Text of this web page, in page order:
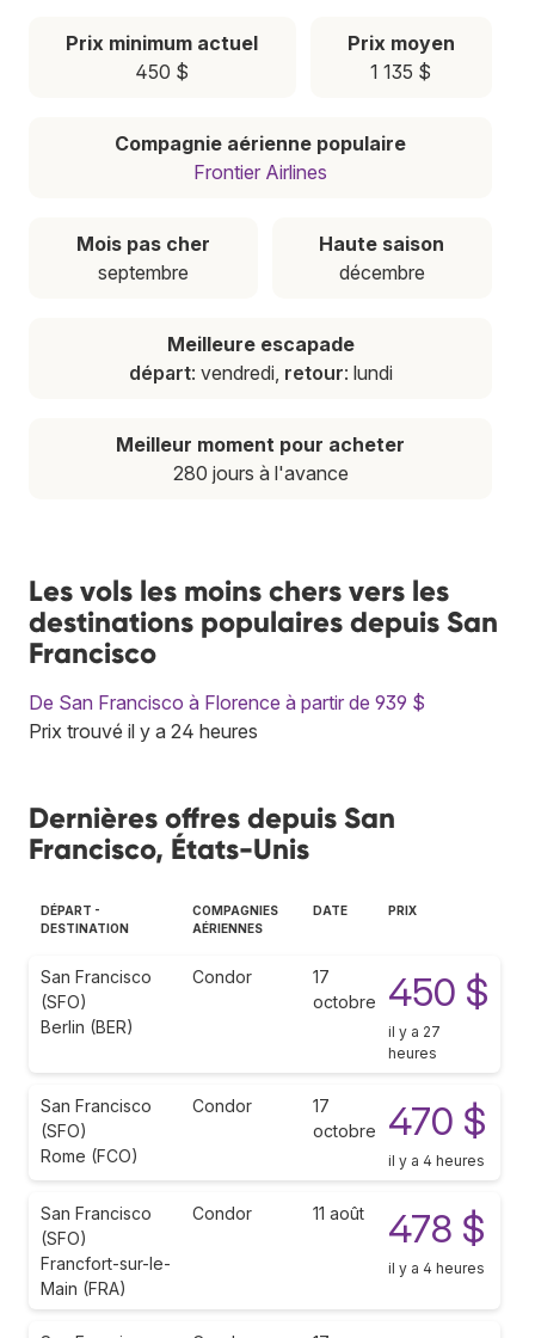
Prix minimum actuel
450 $
Prix moyen
1 135 $
Compagnie aérienne populaire
Frontier Airlines
Mois pas cher
septembre
Haute saison
décembre
Meilleure escapade
départ: vendredi, retour: lundi
Meilleur moment pour acheter
280 jours à l'avance
Les vols les moins chers vers les
destinations populaires depuis San
Francisco
De San Francisco à Florence à partir de 939 $
Prix trouvé il y a 24 heures
Dernières offres depuis San
Francisco, États-Unis
DÉPART -
DESTINATION
COMPAGNIES
AÉRIENNES
DATE PRIX
San Francisco
(SFO)
Berlin (BER)
Condor
17
octobre
450 $
il y a 27
heures
San Francisco
(SFO)
Rome (FCO)
Condor
17
octobre
470 $
il y a 4 heures
San Francisco
(SFO)
Francfort-sur-le-
Main (FRA)
Condor 11 août 478 $
il y a 4 heures